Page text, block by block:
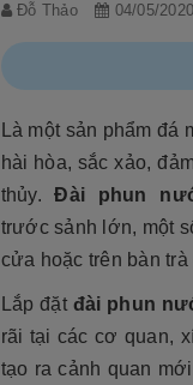
Đỗ Thảo 04/05/2020
Là một sản phẩm
hài hòa, sắc xảo,
thủy.Đài phun
trước sảnh lớn, một
cửa hoặc trên bàn trà
Lắp đặt đài phun
rãi tại các cơ quan,
tạo ra cảnh quan